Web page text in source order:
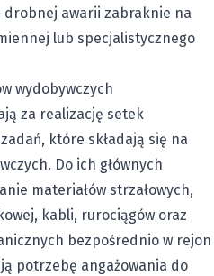
drobnej awarii zabraknie na
lub specjalistycznego
wydobywczych
za realizację setek
które składają się na
Do ich głównych
materiałów strzałowych,
kabli, rurociągów oraz
bezpośrednio w rejon
potrzebę angażowania do